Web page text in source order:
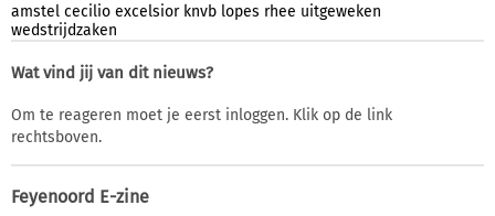
amstel cecilio excelsior knvb lopes rhee uitgeweken
wedstrijdzaken
Wat vind jij van dit nieuws?
Om te reageren moet je eerst inloggen. Klik op de link
rechtsboven.
Feyenoord E-zine